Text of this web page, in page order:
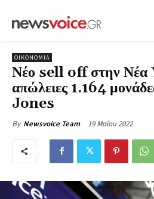
ΟΙΚΟΝΟΜΙΑ
Νέο sell off στην Νέα
απώλειες 1.164
Jones
By Newsvoice Team 19 Μαΐου 2022